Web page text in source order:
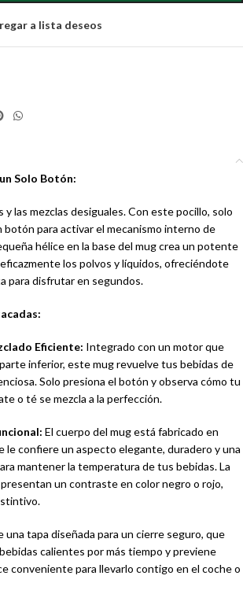
a lista deseos
Solo Botón:
las mezclas desiguales. Con este pocillo, solo
para activar el mecanismo interno de
hélice en la base del mug crea un potente
los polvos y líquidos, ofreciéndote
para disfrutar en segundos.
Eficiente: Integrado con un motor que
inferior, este mug revuelve tus bebidas de
Solo presiona el botón y observa cómo tu
o té se mezcla a la perfección.
El cuerpo del mug está fabricado en
le confiere un aspecto elegante, duradero y una
mantener la temperatura de tus bebidas. La
un contraste en color negro o rojo,
una tapa diseñada para un cierre seguro, que
calientes por más tiempo y previene
conveniente para llevarlo contigo en el coche o